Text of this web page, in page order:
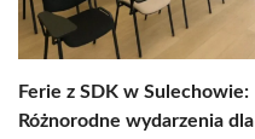
Ferie z SDK w Sulechowie:
Różnorodne wydarzenia dla